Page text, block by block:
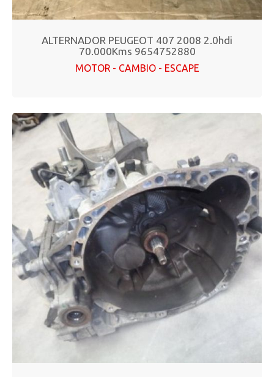
ALTERNADOR PEUGEOT 407 2008 2.0hdi
70.000Kms 9654752880
MOTOR - CAMBIO - ESCAPE